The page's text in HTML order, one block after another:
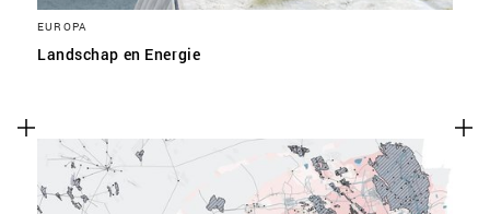
EUROPA
Landschap en Energie